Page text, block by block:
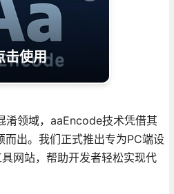
击使用
领域，aaEncode技术凭借其
出。我们正式推出专为PC端设
网站，帮助开发者轻松实现代